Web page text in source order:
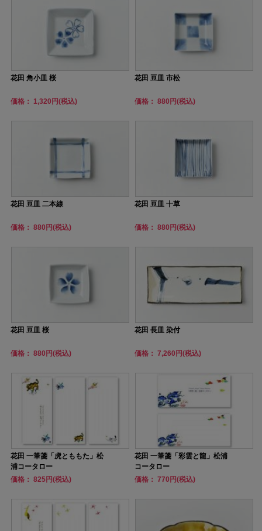
花田 角小皿 桜
価格： 1,320円(税込)
花田 豆皿 市松
価格： 880円(税込)
花田 豆皿 二本線
価格： 880円(税込)
花田 豆皿 十草
価格： 880円(税込)
花田 豆皿 桜
価格： 880円(税込)
花田 長皿 染付
価格： 7,260円(税込)
花田 一筆箋「虎とももた」松
浦コータロー
価格： 825円(税込)
花田 一筆箋「彩雲と龍」松浦
コータロー
価格： 770円(税込)